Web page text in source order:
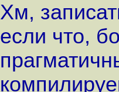
Хм,
если что,